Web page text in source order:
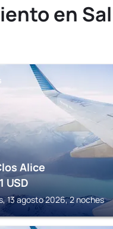
en
Alice
USD
13 agosto 2026, 2 noches